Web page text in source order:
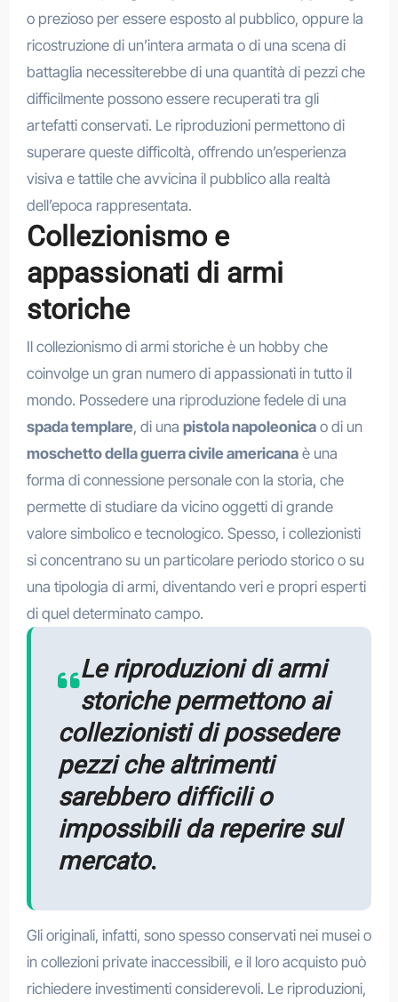
o prezioso per essere esposto al pubblico, oppure la
ricostruzione di un’intera armata o di una scena di
battaglia necessiterebbe di una quantità di pezzi che
difficilmente possono essere recuperati tra gli
artefatti conservati. Le riproduzioni permettono di
superare queste difficoltà, offrendo un’esperienza
visiva e tattile che avvicina il pubblico alla realtà
dell’epoca rappresentata.
Collezionismo e
appassionati di armi
storiche
Il collezionismo di armi storiche è un hobby che
coinvolge un gran numero di appassionati in tutto il
mondo. Possedere una riproduzione fedele di una
spada templare, di una pistola napoleonicao di un
moschetto della guerra civile americanaè una
forma di connessione personale con la storia, che
permette di studiare da vicino oggetti di grande
valore simbolico e tecnologico. Spesso, i collezionisti
si concentrano su un particolare periodo storico o su
una tipologia di armi, diventando veri e propri esperti
di quel determinato campo.
Le riproduzioni di armi
storiche permettono ai
collezionisti di possedere
pezzi che altrimenti
sarebbero difficili o
impossibili da reperire sul
mercato.
Gli originali, infatti, sono spesso conservati nei musei o
in collezioni private inaccessibili, e il loro acquisto può
richiedere investimenti considerevoli. Le riproduzioni,